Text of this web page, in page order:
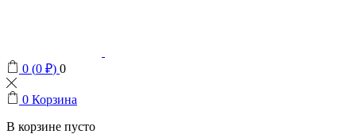
0 (0 ₽) 0
0 Корзина
В корзине пусто